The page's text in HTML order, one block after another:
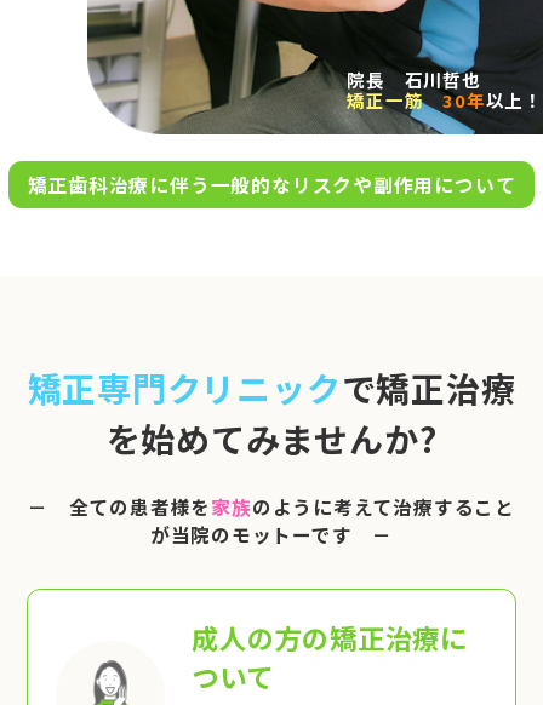
アクセス
お問い合わせ
完全
0120-695-578
※日曜は不定期で診療してい
ます
院長 石川哲也
矯正一筋
30年以上！
矯正歯科治療に伴う一般的なリスクや副作用について
矯正専門クリニックで矯正治療
を始めてみませんか?
－ 全ての患者様を家族のように考えて治療すること
が当院のモットーです －
成人の方の矯正治療に
ついて